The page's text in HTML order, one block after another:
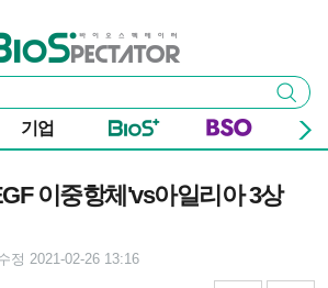
이오스펙테이터
검색
기업
이중항체'vs아일리아 3상
정 2021-02-26 13:16